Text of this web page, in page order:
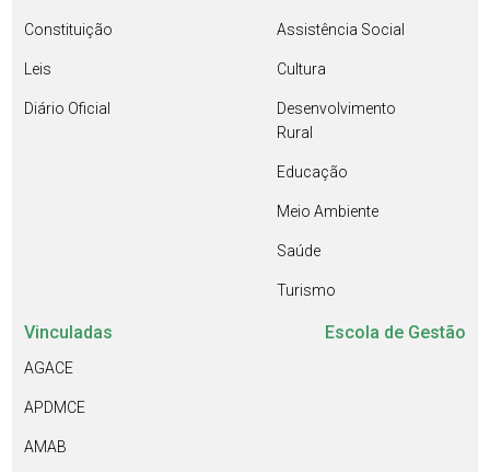
Constituição
Leis
Diário Oficial
Assistência Social
Cultura
Desenvolvimento
Rural
Educação
Meio Ambiente
Saúde
Turismo
Vinculadas
AGACE
APDMCE
AMAB
Escola de Gestão